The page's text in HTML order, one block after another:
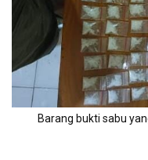
Barang bukti sabu